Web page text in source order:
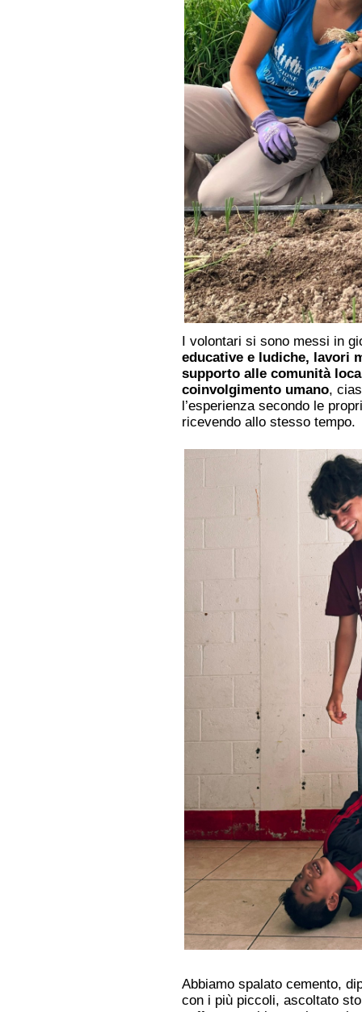
I volontari si sono messi in
educative e ludiche, lavori
supporto alle comunità
coinvolgimento umano,
l’esperienza secondo le
ricevendo allo stesso tempo.
Abbiamo spalato cemento,
con i più piccoli, ascoltato